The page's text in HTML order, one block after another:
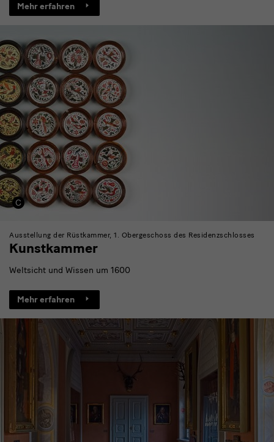
Mehr erfahren
Ausstellung der Rüstkammer, 1. Obergeschoss des Residenzschlosses
Kunstkammer
Weltsicht und Wissen um 1600
Mehr erfahren